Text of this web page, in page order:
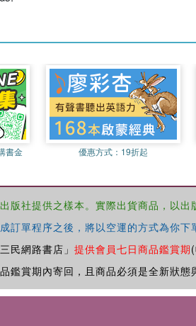
書金 優惠方式： 19折起
版社提供之樣本。實際出貨商品，以
訂單程序之後，將以空運的方式為你
民網路書店」 提供會員七日商品鑑賞期
鑑賞期內寄回，且商品必須是全新狀